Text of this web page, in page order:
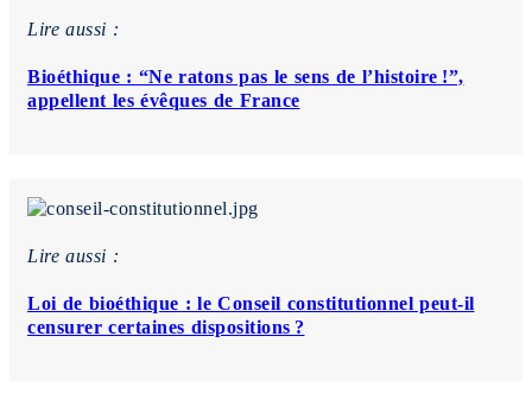
Lire aussi :
Bioéthique : “Ne ratons pas le sens de l’histoire !”,
appellent les évêques de France
Lire aussi :
Loi de bioéthique : le Conseil constitutionnel peut-il
censurer certaines dispositions ?